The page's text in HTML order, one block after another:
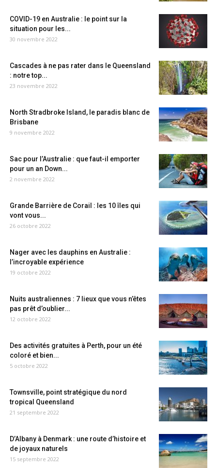
COVID-19 en Australie : le point sur la
situation pour les...
30 novembre 2022
Cascades à ne pas rater dans le Queensland
: notre top...
23 novembre 2022
North Stradbroke Island, le paradis blanc de
Brisbane
9 novembre 2022
Sac pour l’Australie : que faut-il emporter
pour un an Down...
2 novembre 2022
Grande Barrière de Corail : les 10 îles qui
vont vous...
26 octobre 2022
Nager avec les dauphins en Australie :
l’incroyable expérience
19 octobre 2022
Nuits australiennes : 7 lieux que vous n’êtes
pas prêt d’oublier...
12 octobre 2022
Des activités gratuites à Perth, pour un été
coloré et bien...
5 octobre 2022
Townsville, point stratégique du nord
tropical Queensland
21 septembre 2022
D’Albany à Denmark : une route d’histoire et
de joyaux naturels
15 septembre 2022